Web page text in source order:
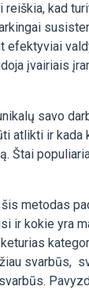
reiškia, kad
efektyviai
įvairiais
savo
atlikti ir kada
Štai
šis metodas
ir kokie yra
svarbūs,